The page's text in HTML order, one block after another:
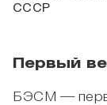
СССР
Первый
БЭСМ —